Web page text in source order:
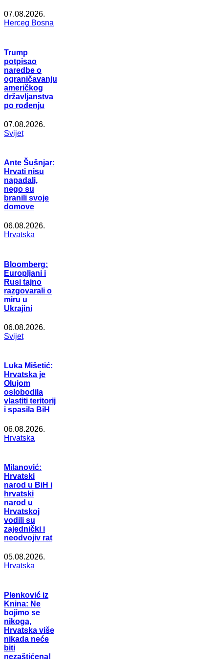
07.08.2026.
Herceg Bosna
Trump
potpisao
naredbe o
ograničavanju
američkog
državljanstva
po rođenju
07.08.2026.
Svijet
Ante Šušnjar:
Hrvati nisu
napadali,
nego su
branili svoje
domove
06.08.2026.
Hrvatska
Bloomberg:
Europljani i
Rusi tajno
razgovarali o
miru u
Ukrajini
06.08.2026.
Svijet
Luka Mišetić:
Hrvatska je
Olujom
oslobodila
vlastiti teritorij
i spasila BiH
06.08.2026.
Hrvatska
Milanović:
Hrvatski
narod u BiH i
hrvatski
narod u
Hrvatskoj
vodili su
zajednički i
neodvojiv rat
05.08.2026.
Hrvatska
Plenković iz
Knina: Ne
bojimo se
nikoga,
Hrvatska više
nikada neće
biti
nezaštićena!